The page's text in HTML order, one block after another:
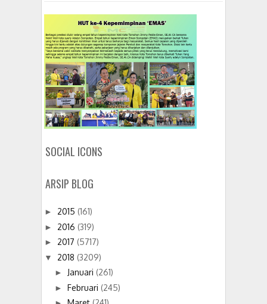
SOCIAL ICONS
ARSIP BLOG
► 2015 (161)
► 2016 (319)
► 2017 (5717)
▼ 2018 (3209)
► Januari (261)
► Februari (245)